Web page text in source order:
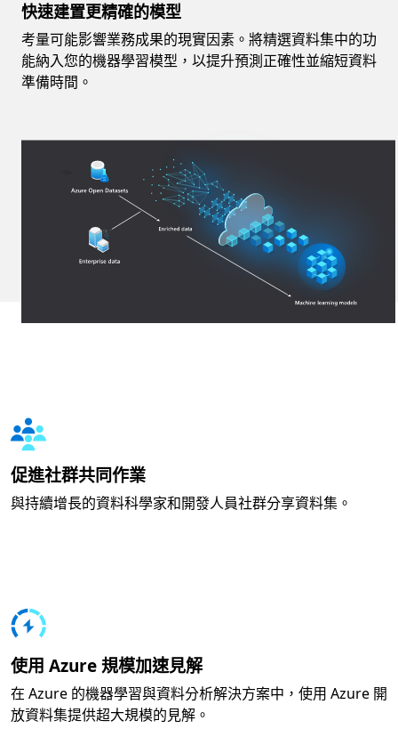
快速建置更精確的模型
考量可能影響業務成果的現實因素。將精選資料集中的功
能納入您的機器學習模型，以提升預測正確性並縮短資料
準備時間。
促進社群共同作業
與持續增長的資料科學家和開發人員社群分享資料集。
使用 Azure 規模加速見解
在 Azure 的機器學習與資料分析解決方案中，使用 Azure 開
放資料集提供超大規模的見解。